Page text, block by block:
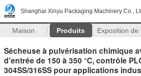
Shanghai Xinyu Packaging Machinery Co.,
Maison Produits Exposition de
Sécheuse à pulvérisation chimique
d'entrée de 150 à 350 °C, contrôle
304SS/316SS pour applications